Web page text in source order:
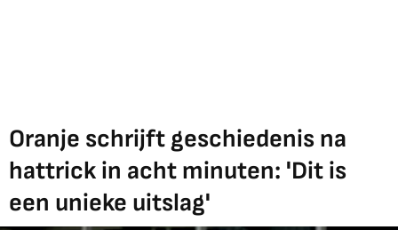
Oranje schrijft geschiedenis na
hattrick in acht minuten: 'Dit is
een unieke uitslag'